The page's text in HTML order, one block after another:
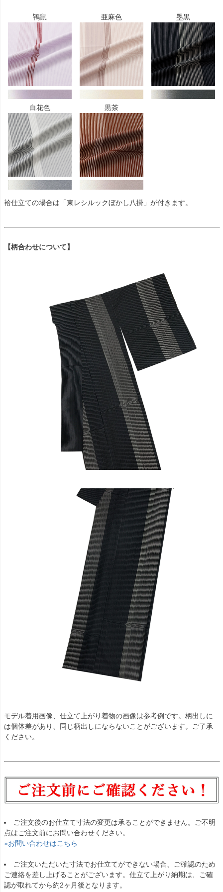
鴇鼠 亜麻色 墨黒
白花色 黒茶
袷仕立ての場合は「東レシルックぼかし八掛」が付きます。
【柄合わせについて】
モデル着用画像、仕立て上がり着物の画像は参考例です。柄出しに
は個体差があり、同じ柄出しにならないことがございます。ご了承
ください。
ご注文後のお仕立て寸法の変更は承ることができません。ご不明
点はご注文前にお問い合わせください。
»お問い合わせはこちら
ご注文いただいた寸法でお仕立てができない場合、ご確認のため
ご連絡を差し上げることがございます。仕立て上がり納期は、ご確
認が取れてから約2ヶ月後となります。